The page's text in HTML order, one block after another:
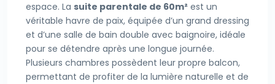
espace. La suite parentale de 60m² est un
véritable havre de paix, équipée d’un grand dressing
et d’une salle de bain double avec baignoire, idéale
pour se détendre après une longue journée.
Plusieurs chambres possèdent leur propre balcon,
permettant de profiter de la lumière naturelle et de